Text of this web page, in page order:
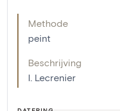
Methode
peint
Beschrijving
I. Lecrenier